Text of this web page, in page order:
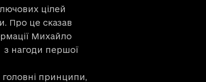
цілей
Про це сказав
Михайло
з нагоди першої
принципи,